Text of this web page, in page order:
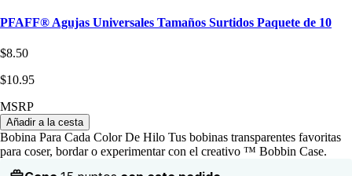
PFAFF® Agujas Universales Tamaños Surtidos Paquete de 10
$8.50
$10.95
MSRP
Añadir a la cesta
Bobina Para Cada Color De Hilo Tus bobinas transparentes favoritas
para coser, bordar o experimentar con el creativo ™ Bobbin Case.